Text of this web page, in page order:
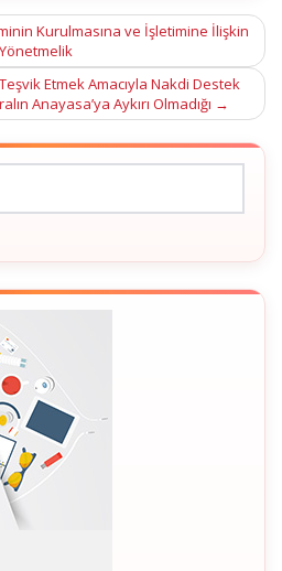
Kurulmasına ve İşletimine İlişkin
Yönetmelik
Etmek Amacıyla Nakdi Destek
Anayasa’ya Aykırı Olmadığı →